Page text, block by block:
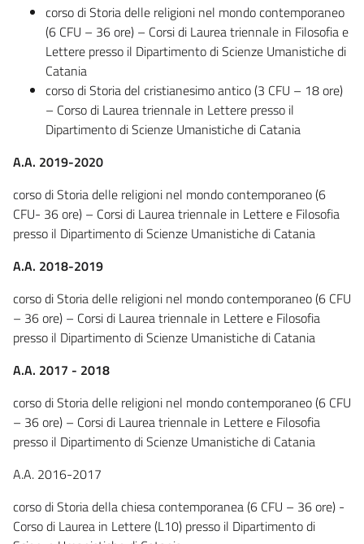
corso di Storia delle religioni nel mondo contemporaneo
(6 CFU – 36 ore) – Corsi di Laurea triennale in Filosofia e
Lettere presso il Dipartimento di Scienze Umanistiche di
Catania
corso di Storia del cristianesimo antico (3 CFU – 18 ore)
– Corso di Laurea triennale in Lettere presso il
Dipartimento di Scienze Umanistiche di Catania
A.A. 2019-2020
corso di Storia delle religioni nel mondo contemporaneo (6
CFU- 36 ore) – Corsi di Laurea triennale in Lettere e Filosofia
presso il Dipartimento di Scienze Umanistiche di Catania
A.A. 2018-2019
corso di Storia delle religioni nel mondo contemporaneo (6 CFU
– 36 ore) – Corsi di Laurea triennale in Lettere e Filosofia
presso il Dipartimento di Scienze Umanistiche di Catania
A.A. 2017 - 2018
corso di Storia delle religioni nel mondo contemporaneo (6 CFU
– 36 ore) – Corsi di Laurea triennale in Lettere e Filosofia
presso il Dipartimento di Scienze Umanistiche di Catania
A.A. 2016-2017
corso di Storia della chiesa contemporanea (6 CFU – 36 ore) -
Corso di Laurea in Lettere (L10) presso il Dipartimento di